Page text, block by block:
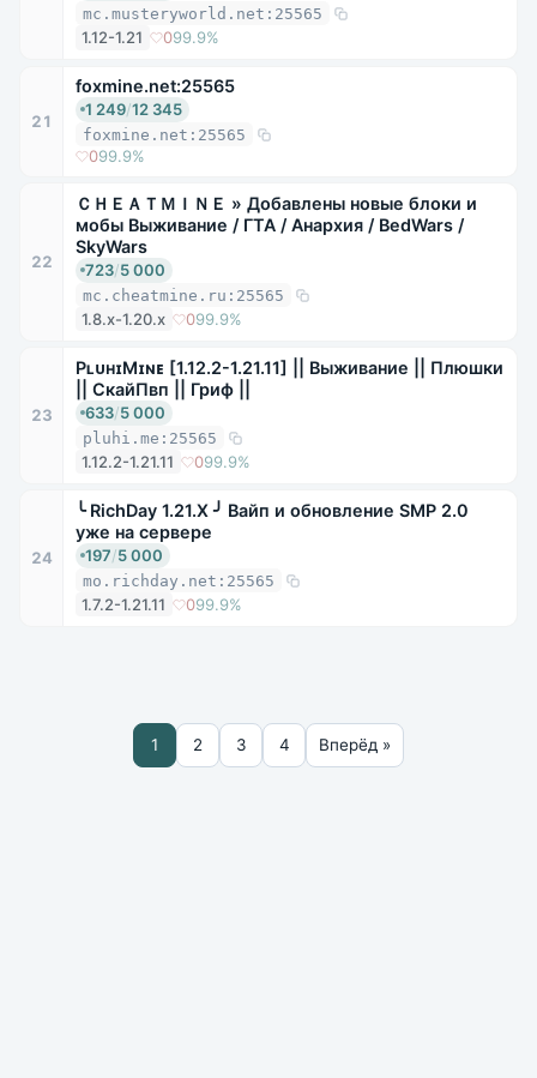
mc.musteryworld.net:25565
1.12-1.21 099.9%
21
foxmine.net:25565
1 249/12 345
foxmine.net:25565
099.9%
22
ＣＨＥＡＴＭＩＮＥ » Добавлены новые блоки и
мобы Выживание / ГТА / Анархия / BedWars /
SkyWars
723/5 000
mc.cheatmine.ru:25565
1.8.x-1.20.x 099.9%
23
PʟᴜʜɪMɪɴᴇ [1.12.2-1.21.11] || Выживание || Плюшки
|| СкайПвп || Гриф ||
633/5 000
pluhi.me:25565
1.12.2-1.21.11 099.9%
24
╰ RichDay 1.21.X ╯ Вайп и обновление SMP 2.0
уже на сервере
197/5 000
mo.richday.net:25565
1.7.2-1.21.11 099.9%
1 2 3 4 Вперёд »